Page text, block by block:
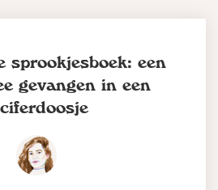
sprookjesboek: een
gevangen in een